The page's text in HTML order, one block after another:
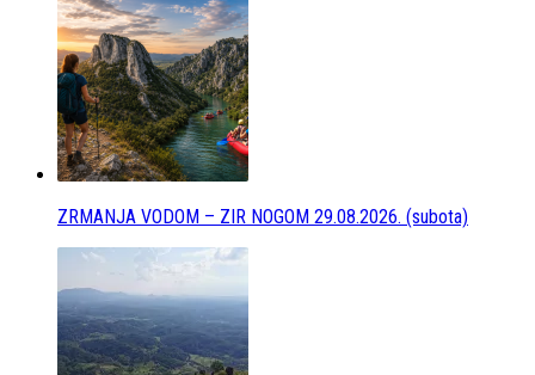
ZRMANJA VODOM – ZIR NOGOM 29.08.2026. (subota)